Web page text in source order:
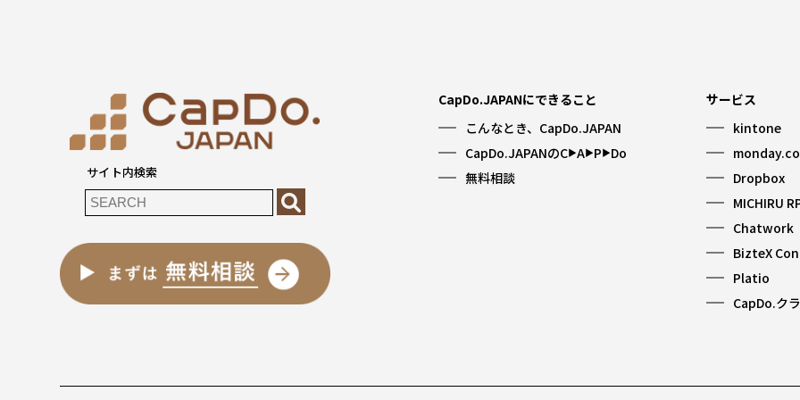
サイト内検索
CapDo.JAPANにできること
こんなとき、CapDo.JAPAN
CapDo.JAPANのC▶︎A▶︎P▶︎Do
無料相談
サービス
kintone
Dropbox
MICHIRU
Chatwork
BizteX
Platio
CapDo.ク